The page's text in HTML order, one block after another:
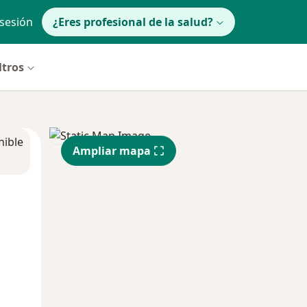
¿Eres profesional de la salud?
Ampliar mapa